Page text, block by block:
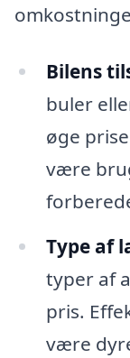
Bilens
buler
øge
være
Type af
typer af
pris.
være